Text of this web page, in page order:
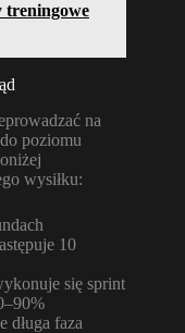
treningowe
na
poziomu
wysiłku:
10
się sprint
długa faza